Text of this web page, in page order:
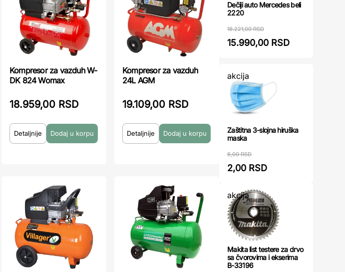
Kompresor za vazduh W-
DK 824 Womax
18.959,00 RSD
Detaljnije
Kompresor za vazduh
24L AGM
19.109,00 RSD
Detaljnije
Dečiji auto Mercedes beli
2220
18.221,00 RSD
15.990,00 RSD
akcija
Zaštitna 3-slojna hiruška
maska
6,00 RSD
2,00 RSD
akcija
Makita list testere za drvo
sa čvorovima i ekserima
B-33196